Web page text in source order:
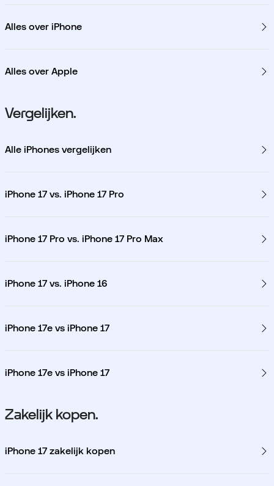
Alles over iPhone
Alles over Apple
Vergelijken.
Alle iPhones vergelijken
iPhone 17 vs. iPhone 17 Pro
iPhone 17 Pro vs. iPhone 17 Pro Max
iPhone 17 vs. iPhone 16
iPhone 17e vs iPhone 17
iPhone 17e vs iPhone 17
Zakelijk kopen.
iPhone 17 zakelijk kopen